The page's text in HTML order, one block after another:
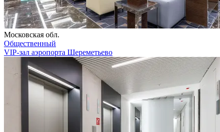
Московская обл.
Общественный
VIP-зал аэропорта Шереметьево